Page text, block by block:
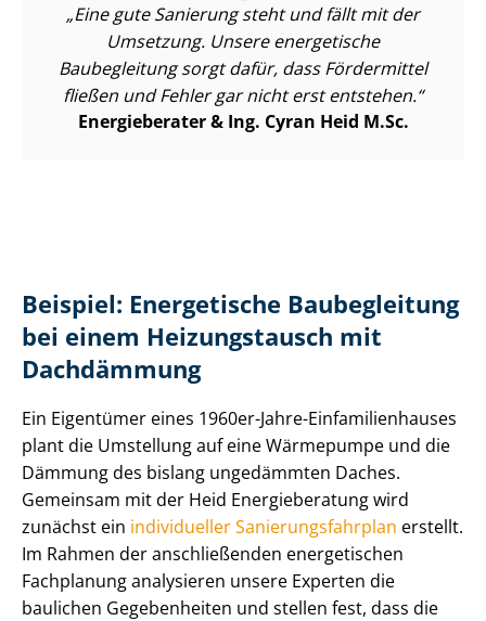
Eine gute Sanierung steht und fällt mit der
Umsetzung. Unsere energetische
Baubegleitung sorgt dafür, dass Fördermittel
fließen und Fehler gar nicht erst entstehen.
Energieberater & Ing. Cyran Heid M.Sc.
Beispiel: Energetische Baubegleitung
bei einem Heizungstausch mit
Dachdämmung
Ein Eigentümer eines 1960er-Jahre-Ein­fa­mi­li­en­hau­ses
plant die Umstellung auf eine Wärmepumpe und die
Dämmung des bislang ungedämmten Daches.
Gemeinsam mit der Heid Energieberatung wird
zunächst ein individueller Sa­nie­rungs­fahr­plan erstellt.
Im Rahmen der anschließenden energetischen
Fachplanung analysieren unsere Experten die
baulichen Gegebenheiten und stellen fest, dass die